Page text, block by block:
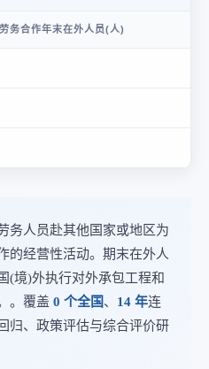
务合作年末在外人员(人)
务人员赴其他国家或地区为
的经营性活动。期末在外人
(境)外执行对外承包工程和
。覆盖 0 个全国、 14 年连
归、政策评估与综合评价研